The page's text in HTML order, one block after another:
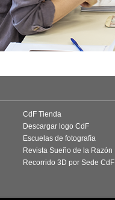
CdF Tienda
Descargar logo CdF
Escuelas de fotografía
Revista Sueño de la Razón
Recorrido 3D por Sede CdF